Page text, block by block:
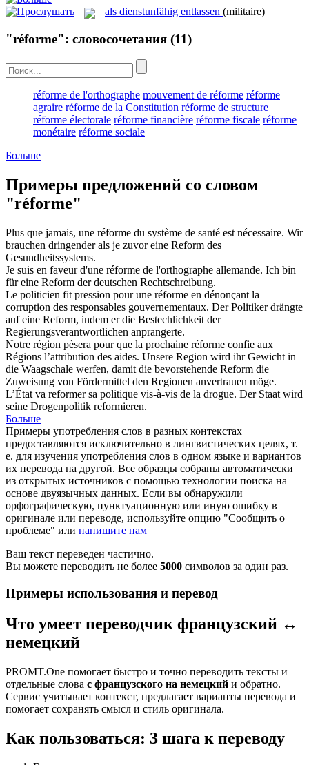
als dienstunfähig entlassen (militaire)
"réforme": словосочетания (11)
réforme de l'orthographe mouvement de réforme réforme
agraire réforme de la Constitution réforme de structure
réforme électorale réforme financière réforme fiscale réforme
monétaire réforme sociale
Больше
Примеры предложений со словом
"réforme"
Plus que jamais, une réforme du système de santé est nécessaire. Wir
brauchen dringender als je zuvor eine Reform des
Gesundheitssystems.
Je suis en faveur d'une réforme de l'orthographe allemande. Ich bin
für eine Reform der deutschen Rechtschreibung.
Le politicien fit pression pour une réforme en dénonçant la
corruption des responsables gouvernementaux. Der Politiker drängte
auf eine Reform, indem er die Bestechlichkeit der
Regierungsverantwortlichen anprangerte.
Notre région pèsera pour que la prochaine réforme confie aux
Régions l’attribution des aides. Unsere Region wird ihr Gewicht in
die Waagschale werfen, damit die bevorstehende Reform die
Zuweisung von Fördermittel den Regionen anvertrauen möge.
L’État va reformersa politique vis-à-vis de la drogue. Der Staat wird
seine Drogenpolitik reformieren.
Больше
Примеры употребления слов в разных контекстах
предоставляются исключительно в лингвистических целях, т.
е. для изучения употребления слов в одном языке и вариантов
их перевода на другой. Все образцы собраны автоматически
из открытых источников с помощью технологии поиска на
основе двуязычных данных. Если вы обнаружили
орфографическую, пунктуационную или иную ошибку в
оригинале или переводе, используйте опцию "Сообщить о
проблеме" или напишите нам
Ваш текст переведен частично.
Вы можете переводить не более 5000 символов за один раз.
Примеры использования и перевод
Что умеет переводчик французский ↔
немецкий
PROMT.One помогает быстро и точно переводить тексты и
отдельные слова с французского на немецкий и обратно.
Сервис учитывает контекст, предлагает варианты перевода и
помогает сохранять смысл и стиль оригинала.
Как пользоваться: 3 шага к переводу